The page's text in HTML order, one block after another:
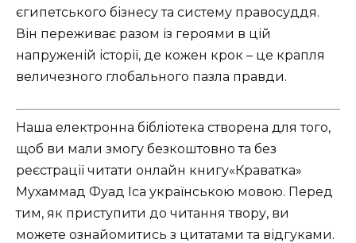
єгипетського бізнесу та систему правосуддя.
Він переживає разом із героями в цій
напруженій історії, де кожен крок – це крапля
величезного глобального пазла правди.
Наша електронна бібліотека створена для того,
щоб ви мали змогу безкоштовно та без
реєстрації читати онлайн книгу«Краватка»
Мухаммад Фуад Іса українською мовою. Перед
тим, як приступити до читання твору, ви
можете ознайомитись з цитатами та відгуками.